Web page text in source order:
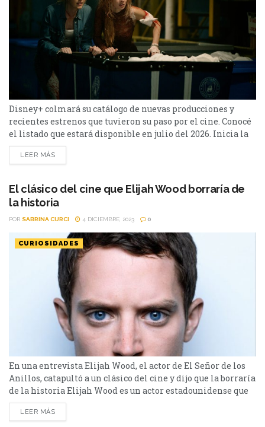
Disney+ colmará su catálogo de nuevas producciones y
recientes estrenos que tuvieron su paso por el cine. Conocé
el listado que estará disponible en julio del 2026. Inicia la
segunda mitad del año, y Disney+ prepara varios títulos
destacados para su plataforma. Llegará la segunda
y El diablo viste a...
LEER MÁS
El clásico del cine que Elijah Wood borraría de
la historia
POR SABRINA CURCI 4 DICIEMBRE, 2023 0
CURIOSIDADES
En una entrevista Elijah Wood, el actor de El Señor de los
Anillos, catapultó a un clásico del cine y dijo que la borraría
de la historia Elijah Wood es un actor estadounidense que
se encuentra en la escena del cine desde que es muy chico,
y se volvió conocido especialmente por su papel como
LEER MÁS